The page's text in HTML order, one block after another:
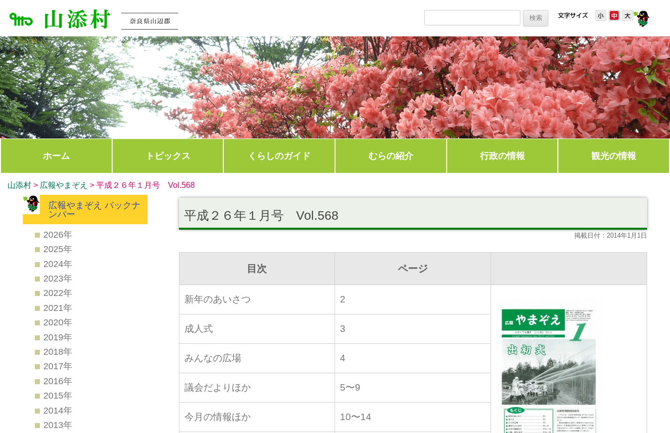
ホーム トピックス くらしのガイド むらの紹介 行政の情報 観光の情報
山添村 > 広報やまぞえ > 平成２６年１月号 Vol.568
平成２６年１月号 Vol.568
掲載日付：2014年1月1日
目次 ページ
新年のあいさつ 2
成人式 3
みんなの広場 4
議会だよりほか 5〜9
今月の情報ほか 10〜14
広報やまぞえ バックナ
ンバー
2026年
2025年
2024年
2023年
2022年
2021年
2020年
2019年
2018年
2017年
2016年
2015年
2014年
2013年